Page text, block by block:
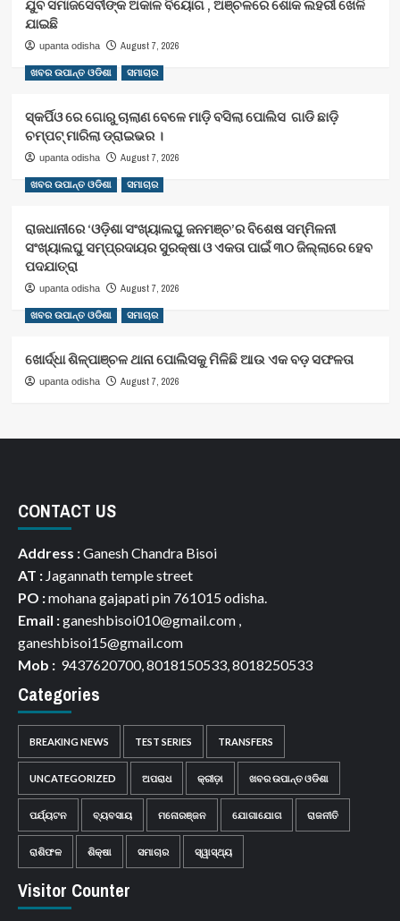
ଯୁବ ସମାଜସେବୀଙ୍କ ଅକାଳ ବିୟୋଗ , ଅଞ୍ଚଳରେ ଶୋକ ଲହରୀ ଖେଳି
ଯାଇଛି
upanta odisha August 7, 2026
ଖବର ଉପାନ୍ତ ଓଡିଶା ସମାଚାର
ସ୍କର୍ପିଓ ରେ ଗୋରୁ ଚାଲାଣ ବେଳେ ମାଡ଼ି ବସିଲା ପୋଲିସ ଗାଡି ଛାଡ଼ି
ଚମ୍ପଟ୍ ମାରିଲା ଡ୍ରାଇଭର ।
upanta odisha August 7, 2026
ଖବର ଉପାନ୍ତ ଓଡିଶା ସମାଚାର
ରାଜଧାନୀରେ ‘ଓଡ଼ିଶା ସଂଖ୍ୟାଲଘୁ ଜନମଞ୍ଚ’ର ବିଶେଷ ସମ୍ମିଳନୀ
ସଂଖ୍ୟାଲଘୁ ସମ୍ପ୍ରଦାୟର ସୁରକ୍ଷା ଓ ଏକତା ପାଇଁ ୩୦ ଜିଲ୍ଲାରେ ହେବ
ପଦଯାତ୍ରା
upanta odisha August 7, 2026
ଖବର ଉପାନ୍ତ ଓଡିଶା ସମାଚାର
ଖୋର୍ଦ୍ଧା ଶିଳ୍ପାଞ୍ଚଳ ଥାନା ପୋଲିସକୁ ମିଳିଛି ଆଉ ଏକ ବଡ଼ ସଫଳତା
upanta odisha August 7, 2026
CONTACT US
Address :Ganesh Chandra Bisoi
AT : Jagannath temple street
PO :mohana gajapati pin 761015 odisha.
Email :ganeshbisoi010@gmail.com ,
ganeshbisoi15@gmail.com
Mob : 9437620700, 8018150533, 8018250533
Categories
BREAKING NEWS TEST SERIES TRANSFERS
UNCATEGORIZED ଅପରାଧ କ୍ରୀଡ଼ା ଖବର ଉପାନ୍ତ ଓଡିଶା
ପର୍ଯ୍ୟଟନ ବ୍ୟବସାୟ ମନୋରଞ୍ଜନ ଯୋଗାଯୋଗ ରାଜନୀତି
ରାଶିଫଳ ଶିକ୍ଷା ସମାଚାର ସ୍ୱାସ୍ଥ୍ୟ
Visitor Counter